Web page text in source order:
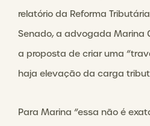
relatório da Reforma
Senado, a advogada Marina
a proposta de criar uma
haja elevação da carga
Para Marina “essa não é